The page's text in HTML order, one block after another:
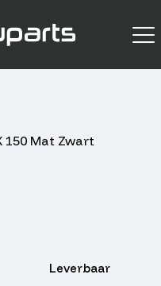
150 Mat Zwart
Leverbaar